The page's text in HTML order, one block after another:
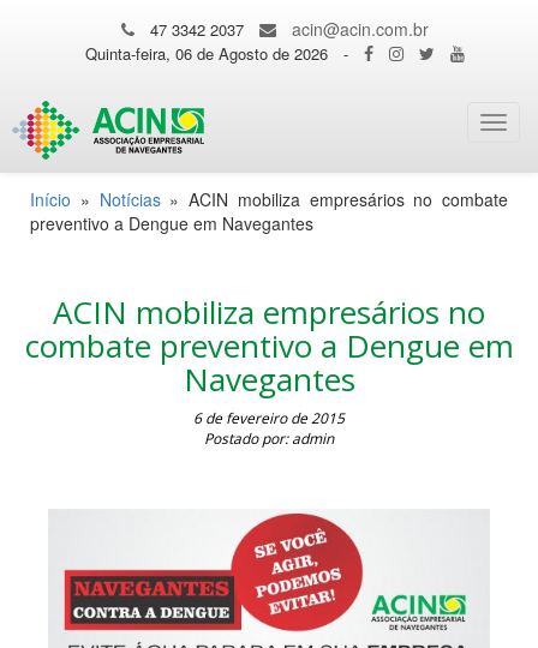
47 3342 2037 acin@acin.com.br
Quinta-feira, 06 de Agosto de 2026 -
Início » Notícias» ACIN mobiliza empresários no combate
preventivo a Dengue em Navegantes
ACIN mobiliza empresários no
combate preventivo a Dengue em
Navegantes
6 de fevereiro de 2015
Postado por: admin